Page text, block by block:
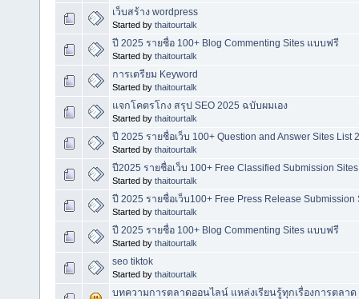
เว็บสร้าง wordpress
Started by thaitourtalk
ปี 2025 รายชื่อ 100+ Blog Commenting Sites แบบฟรี
Started by thaitourtalk
การเตรียม Keyword
Started by thaitourtalk
แจกโคตรโกง สรุป SEO 2025 ฉบับผมเอง
Started by thaitourtalk
ปี 2025 รายชื่อเว็บ 100+ Question and Answer Sites List
Started by thaitourtalk
ปี2025 รายชื่อเว็บ 100+ Free Classified Submission
Started by thaitourtalk
ปี 2025 รายชื่อเว็บ100+ Free Press Release Submission
Started by thaitourtalk
ปี 2025 รายชื่อ 100+ Blog Commenting Sites แบบฟรี
Started by thaitourtalk
seo tiktok
Started by thaitourtalk
บทความการตลาดออนไลน์ แหล่งเรียนรู้ทุกเรื่องการตลาด